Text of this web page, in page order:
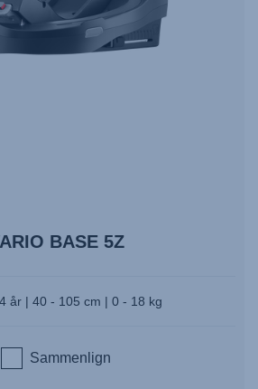
BASE 5Z
år | 40 - 105 cm | 0 - 18 kg
Sammenlign